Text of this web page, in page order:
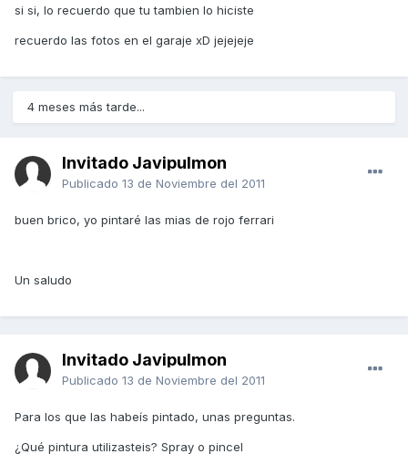
si si, lo recuerdo que tu tambien lo hiciste
recuerdo las fotos en el garaje xD jejejeje
4 meses más tarde...
Invitado Javipulmon
Publicado 13 de Noviembre del 2011
buen brico, yo pintaré las mias de rojo ferrari
Un saludo
Invitado Javipulmon
Publicado 13 de Noviembre del 2011
Para los que las habeís pintado, unas preguntas.
¿Qué pintura utilizasteis? Spray o pincel